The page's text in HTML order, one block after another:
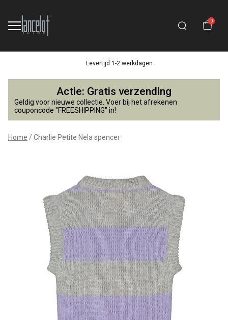
0
Levertijd 1-2 werkdagen
Charlie
Petite
Nela
spencer
Lancelot
Actie: Gratis verzending
Geldig voor nieuwe collectie. Voer bij het afrekenen
couponcode "FREESHIPPING" in!
Home Charlie Petite Nela spencer